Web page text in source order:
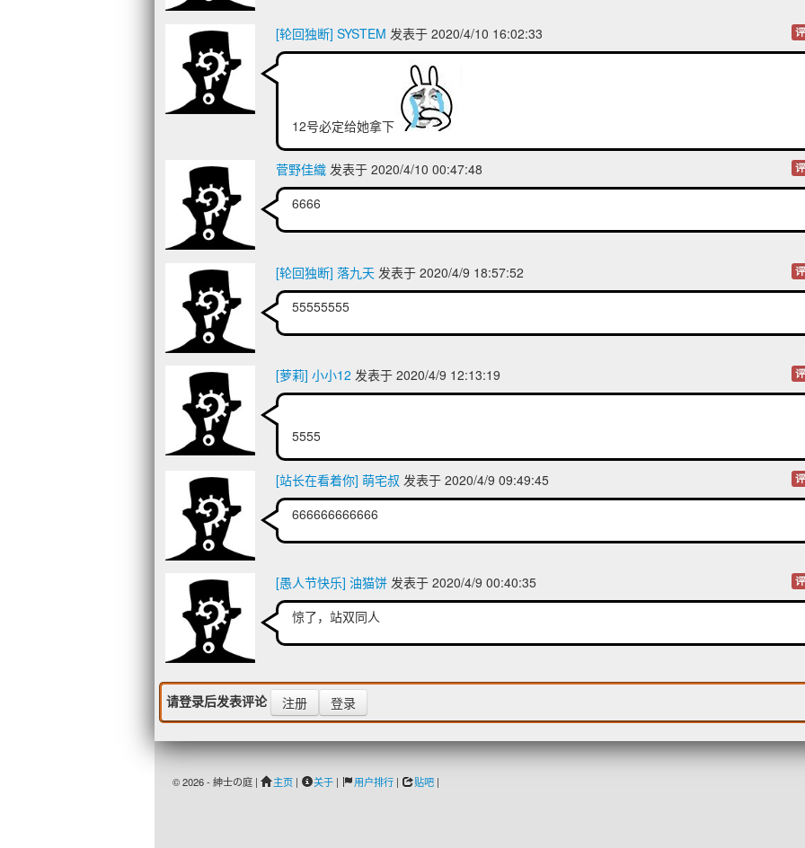
[轮回独断] SYSTEM 发表于 2020/4/10 16:02:33
12号必定给她拿下
菅野佳織发表于 2020/4/10 00:47:48
6666
[轮回独断] 落九天发表于 2020/4/9 18:57:52
55555555
[萝莉] 小小12 发表于 2020/4/9 12:13:19
5555
[站长在看着你] 萌宅叔 发表于 2020/4/9 09:49:45
666666666666
[愚人节快乐] 油猫饼发表于 2020/4/9 00:40:35
惊了，站双同人
请登录后发表评论 注册 登录
© 2026 - 紳士の庭 | 主页 | 关于 | 用户排行 | 贴吧 |